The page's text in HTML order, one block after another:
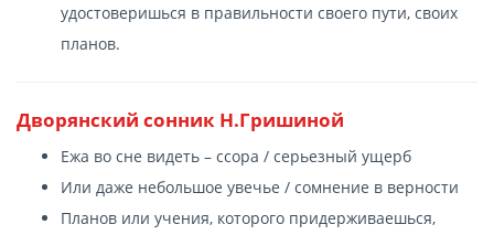
удостоверишься в правильности своего пути, своих
планов.
Дворянский сонник Н.Гришиной
Ежа во сне видеть – ссора / серьезный ущерб
Или даже небольшое увечье / сомнение в верности
Планов или учения, которого придерживаешься,